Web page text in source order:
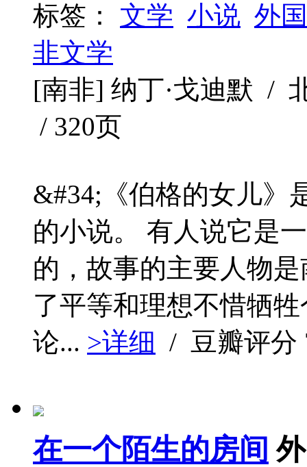
标签： 文学 小说 外
非文学
[南非] 纳丁·戈迪默 /
/ 320页
&#34;《伯格的女儿》
的小说。 有人说它是
的，故事的主要人物
了平等和理想不惜牺
论... >详细 / 豆瓣评分
在一个陌生的房间